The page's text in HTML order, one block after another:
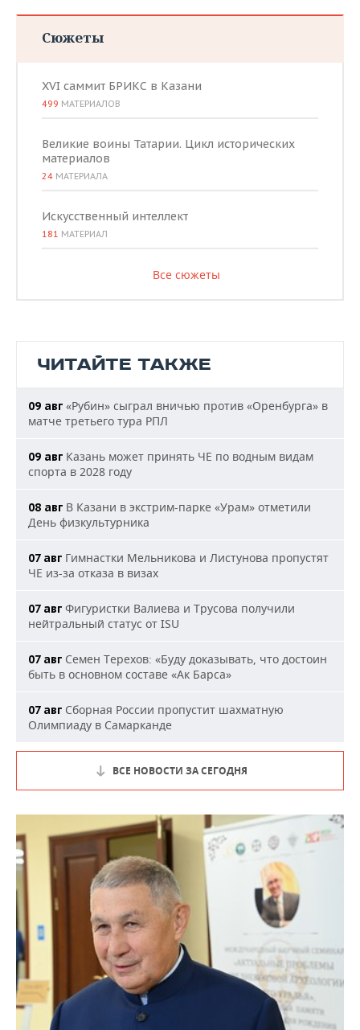
Сюжеты
XVI саммит БРИКС в Казани
499 МАТЕРИАЛОВ
Великие воины Татарии. Цикл исторических
материалов
24 МАТЕРИАЛА
Искусственный интеллект
181 МАТЕРИАЛ
Все сюжеты
ЧИТАЙТЕ ТАКЖЕ
09 авг «Рубин» сыграл вничью против «Оренбурга» в
матче третьего тура РПЛ
09 авг Казань может принять ЧЕ по водным видам
спорта в 2028 году
08 авг В Казани в экстрим-парке «Урам» отметили
День физкультурника
07 авг Гимнастки Мельникова и Листунова пропустят
ЧЕ из-за отказа в визах
07 авг Фигуристки Валиева и Трусова получили
нейтральный статус от ISU
07 авг Семен Терехов: «Буду доказывать, что достоин
быть в основном составе «Ак Барса»
07 авг Сборная России пропустит шахматную
Олимпиаду в Самарканде
ВСЕ НОВОСТИ ЗА СЕГОДНЯ